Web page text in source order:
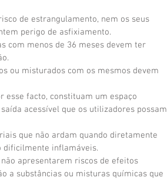
de estrangulamento, nem os seus
perigo de asfixiamento.
com menos de 36 meses devem ter
ou misturados com os mesmos devem
esse facto, constituam um espaço
acessível que os utilizadores possam
que não ardam quando diretamente
dificilmente inflamáveis.
apresentarem riscos de efeitos
a substâncias ou misturas químicas que